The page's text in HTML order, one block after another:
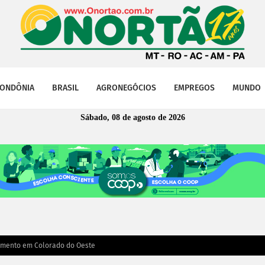
BRASIL AGRONEGÓCIOS EMPREGOS MUNDO
Sábado, 08 de agosto de 2026
em Colorado do Oeste